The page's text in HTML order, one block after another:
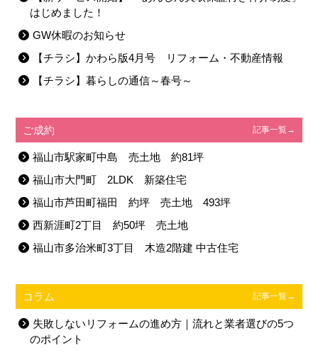
はじめました！
GW休暇のお知らせ
【チラシ】かわら版4月号 リフォーム・不動産情報
【チラシ】暮らしの通信～春号～
ご成約 記事一覧→
福山市駅家町中島 売土地 約81坪
福山市大門町 2LDK 新築住宅
福山市芦田町福田 約坪 売土地 493坪
西新涯町2丁目 約50坪 売土地
福山市多治米町3丁目 木造2階建 中古住宅
コラム 記事一覧→
失敗しないリフォームの進め方｜流れと業者選びの5つ
のポイント